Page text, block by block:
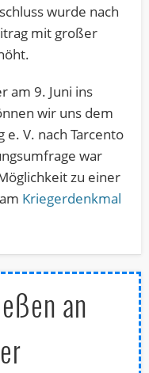
wurde nach
mit großer
am 9. Juni ins
wir uns dem
V. nach Tarcento
war
zu einer
Kriegerdenkmal
an